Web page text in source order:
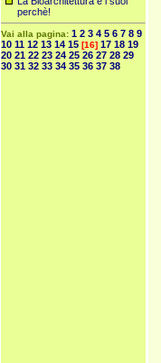
perchè!
Vai alla pagina: 1 2 3 4 5 6 7 8 9
10 11 12 13 14 15 [16] 17 18 19
20 21 22 23 24 25 26 27 28 29
30 31 32 33 34 35 36 37 38